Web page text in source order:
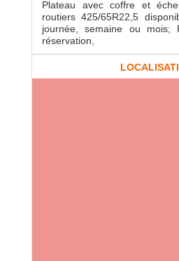
Plateau avec coffre et
routiers 425/65R22,5
journée, semaine ou mois;
réservation,